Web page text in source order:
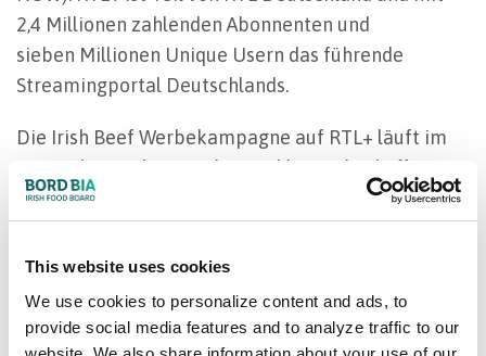
This website uses cookies
We use cookies to personalize content and ads, to
provide social media features and to analyze traffic to our
2,4 Millionen zahlenden Abonnenten und
sieben Millionen Unique Usern das führende
Streamingportal Deutschlands.
Die Irish Beef Werbekampagne auf RTL+ läuft im
November und Dezember und bringt kochaffine
deutsche Konsumenten in die Welt des
schmackhaften und nachhaltigen irischen
Rindfleisches: Irish Beef als Ergänzung eines
deutschlandweite Online- und In-store-aktionen für
Irish Beef statt.